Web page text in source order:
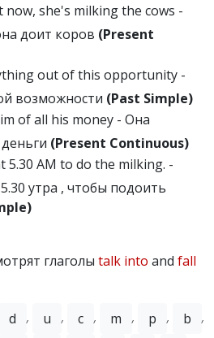
now, she's milking the cows -
доит коров (Present
out of this opportunity -
возможности (Past Simple)
of all his money - Она
(Present Continuous)
5.30 AM to do the milking. -
утра , чтобы подоить
глаголы talk into and fall
d , u , c , m , p , b
,